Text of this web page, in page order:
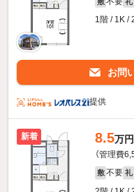
1階 / 1K /
お問
提供
新着 8.5万円
（管理費
敷 不要 礼